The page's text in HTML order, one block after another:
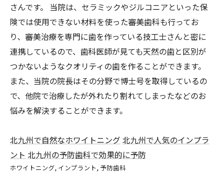
さんです。 当院は、セラミックやジルコニアといった保
険では使用できない材料を使った審美歯科も行ってお
り、審美治療を専門に歯を作っている技工士さんと密に
連携しているので、歯科医師が見ても天然の歯と区別が
つかないようなクオリティの歯を作ることができます。
また、当院の院長はその分野で博士号を取得しているの
で、他院で治療したが外れたり割れてしまったなどのお
悩みを解決することができます。
北九州で自然なホワイトニング北九州で人気のインプラ
ント 北九州の予防歯科で効果的に予防
ホワイトニング インプラント 予防歯科